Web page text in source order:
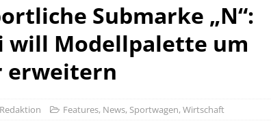
Submarke „N“:
will Modellpalette um
erweitern
Redaktion Features, News, Sportwagen,Wirtschaft